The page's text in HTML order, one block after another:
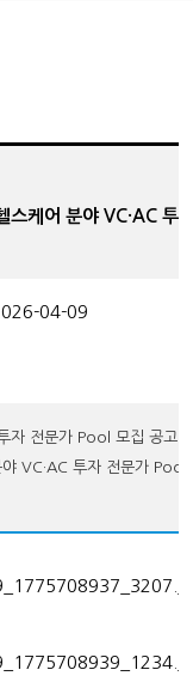
케어 분야 VC·AC 투
04-09
자 전문가 Pool 모집 공고
VC·AC 투자 전문가 Pool